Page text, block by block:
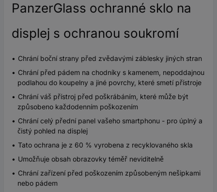
PanzerGlass ochranné sklo na
displej s ochranou soukromí
Chrání boční strany před zvědavými záblesky jiných stran
Chrání před pádem na chodníky s kamenem, nepoddajnou
podlahou do koupelny a jiné povrchy, které smetí přístroje
Chrání váš přístroj před poškrábáním, které může být
způsobeno každodenním poškozením
Chrání celý přední panel vašeho smartphonu - pro úplný a
čistý pohled na displej
Tato ochrana je z 60 % vyrobena z recyklovaného skla
Umožňuje obsah obrazovky téměř neviditelně
Chrání zařízení před poškozením způsobeným nešipkami
nebo pádem